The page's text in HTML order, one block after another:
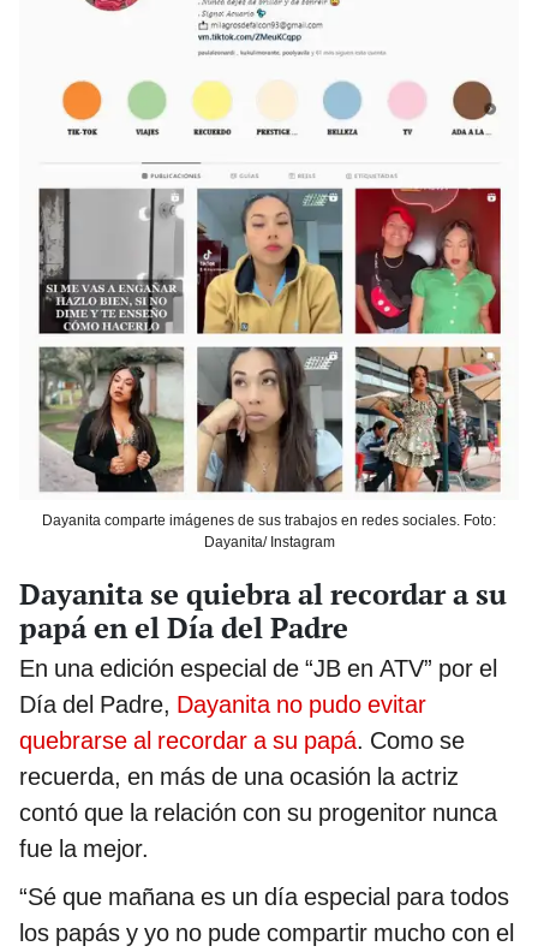
Dayanita comparte imágenes de sus trabajos en redes sociales. Foto:
Dayanita/ Instagram
Dayanita se quiebra al recordar a su
papá en el Día del Padre
En una edición especial de “JB en ATV” por el
Día del Padre, Dayanita no pudo evitar
quebrarse al recordar a su papá. Como se
recuerda, en más de una ocasión la actriz
contó que la relación con su progenitor nunca
fue la mejor.
“Sé que mañana es un día especial para todos
los papás y yo no pude compartir mucho con el